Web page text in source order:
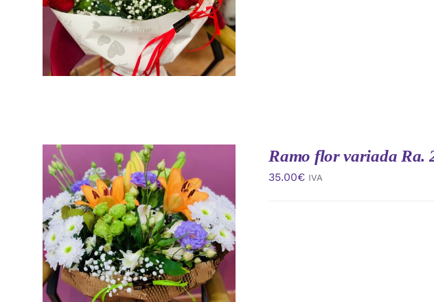
AÑADIR AL CARRITO /
VISTA
RAPIDA
Ramo flor variada Ra.
35.00€ IVA